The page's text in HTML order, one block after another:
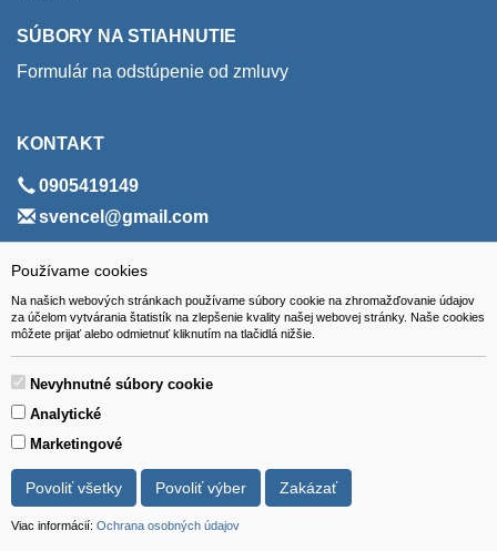
Používame cookies
Na našich webových stránkach používame súbory cookie na zhromažďovanie údajov
za účelom vytvárania štatistík na zlepšenie kvality našej webovej stránky. Naše cookies
môžete prijať alebo odmietnuť kliknutím na tlačidlá nižšie.
Nevyhnutné súbory cookie
Analytické
Marketingové
Povoliť všetky Povoliť výber Zakázať
Viac informácií: Ochrana osobných údajov
SÚBORY NA STIAHNUTIE
Formulár na odstúpenie od zmluvy
KONTAKT
0905419149
svencel@gmail.com
ADRESA
VEST - tech s.r.o.
Hviezdoslavova 280/6, 965 01 Žiar nad Hronom
Slovakia (Slovak Republic)
Všetky ceny sú uvádzané vrátane DPH.
© 2018 GIBOX, s.r.o. • Generuje redakčný systém YGScms •